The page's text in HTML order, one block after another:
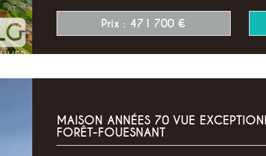
Prix : 471 700 €
MAISON ANNÉES 70 VUE
FORÊT-FOUESNANT